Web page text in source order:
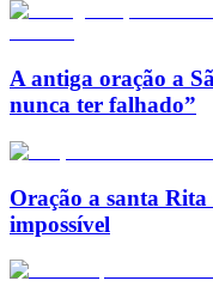
A antiga oração a
nunca ter falhado”
Oração a santa Rita
impossível